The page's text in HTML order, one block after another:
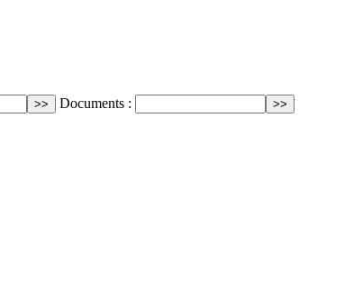
Documents :